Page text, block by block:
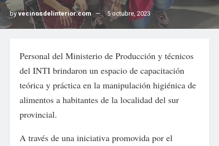
byvecinosdelinterior.com 5 octubre, 2023
Personal del Ministerio de Producción y técnicos
del INTI brindaron un espacio de capacitación
teórica y práctica en la manipulación higiénica de
alimentos a habitantes de la localidad del sur
provincial.
A través de una iniciativa promovida por el